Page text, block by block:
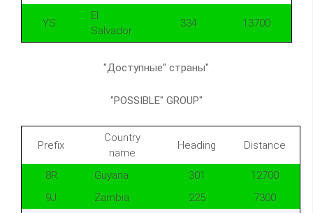
YS
El
Salvador
334 13700
"Доступные" страны"
"POSSIBLE" GROUP"
Prefix
Country
name
Heading Distance
8R Guyana 301
12700
9J
Zambia 225 7300